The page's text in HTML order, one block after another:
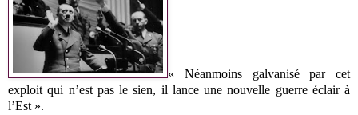
« Néanmoins galvanisé par cet
exploit qui n’est pas le sien, il lance une nouvelle guerre éclair à
l’Est ».